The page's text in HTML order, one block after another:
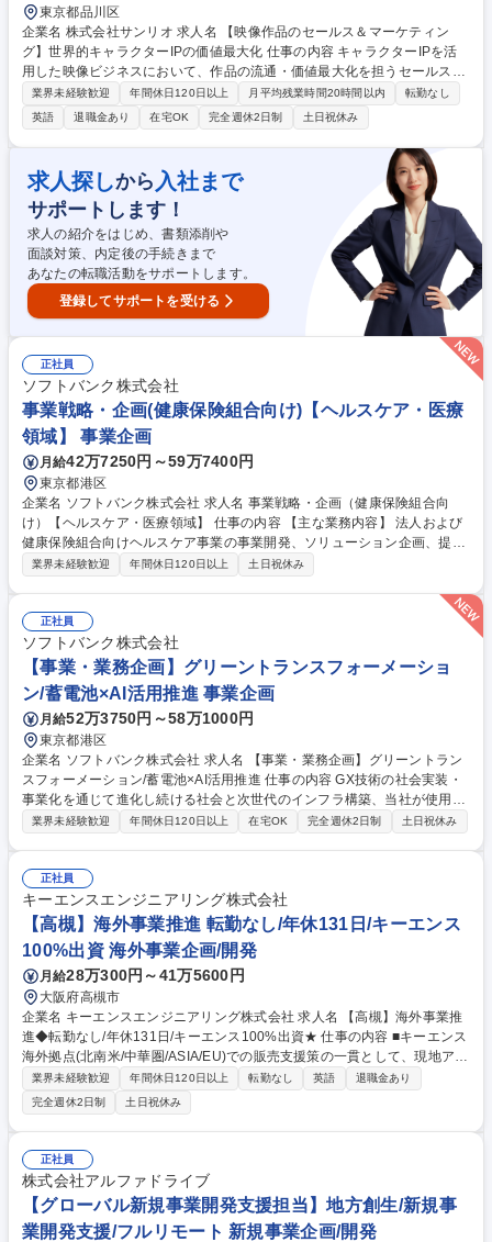
東京都品川区
企業名 株式会社サンリオ 求人名 【映像作品のセールス＆マーケティン
グ】世界的キャラクターIPの価値最大化 仕事の内容 キャラクターIPを活
用した映像ビジネスにおいて、作品の流通・価値最大化を担うセールスや
マーケティング業務全般をお任せします。作品の入口から出口まで社内外
と連携し、グローバルに魅力をお届けします。 ■セールス業務:国内外プラ
ットフォームへの映像作品セールス(配信・番販),条件交渉,ライセンス案件
創出 ■マーケティング/プロモーション:ローンチ前後の企画実行,視聴数や
収益最大化の施策設計,分析 ■PM:進行管理(制作～販売),契約管理,売上計上
■ビジネス開発:新規案件創出(パートナー開拓・企画起点),キャラクター戦
略と連動した映像展開提案 募集職種 【映像作品のセールス＆マーケティ
ング】世界的キャラクターIPの価値最大化
業界未経験歓迎 年間休日120日以上 月平均残業時間20時間以内
転勤なし
英語
退職金あり 在宅OK 完全週休2日制 土日祝休み
求人探しから 入社まで
サポートします！
求人の紹介をはじめ、書類添削や
面談対策、内定後の手続きまで
あなたの転職活動をサポートします。
登録してサポートを受ける
正社員
ソフトバンク株式会社
事業戦略・企画(健康保険組合向け)【ヘルスケア・医療
領域】 事業企画
月給42万7250円～59万7400円
東京都港区
企業名 ソフトバンク株式会社 求人名 事業戦略・企画（健康保険組合向
け）【ヘルスケア・医療領域】 仕事の内容 【主な業務内容】 法人および
健康保険組合向けヘルスケア事業の事業開発、ソリューション企画、提案
および実装推進 ■健康保険組合や企業人事部門などにおける重症化予防、
ど、先端テクノロジーを活用した新規ソリューション企画 ■事業戦略、事
業計画および各種KPIの策定 ■RFP／公募案件対応（提案書作成、事業ス
キーム設計、プレゼンテーション、見積作成、質疑対応） 募集職種 事業
戦略・企画（健康保険組合向け）【ヘルスケア・医療領域】
業界未経験歓迎 年間休日120日以上 土日祝休み
正社員
ソフトバンク株式会社
【事業・業務企画】グリーントランスフォーメーショ
ン/蓄電池×AI活用推進 事業企画
月給52万3750円～58万1000円
東京都港区
企業名 ソフトバンク株式会社 求人名 【事業・業務企画】グリーントラン
スフォーメーション/蓄電池×AI活用推進 仕事の内容 GX技術の社会実装・
事業化を通じて進化し続ける社会と次世代のインフラ構築、当社が使用す
るカーボンニュートラル電力の調達・最適化の推進をミッションに、GX
など ■GXに関する戦略および企画の策定・推進業務 ■地方分散データセン
ター向け電力調達の検討 ■エネルギーマネジメント／カーボンニュートラ
ル関連ソリューションのビジネス化推進 ■GXに関する経営層の特命事項対
応■当本部の運営に関わる業務企画と推進■社内外のアライアンス推進 募
集職種 【事業・業務企画】グリーントランスフォーメーション/蓄電池×AI
活用推進
業界未経験歓迎 年間休日120日以上 在宅OK 完全週休2日制 土日祝休み
正社員
キーエンスエンジニアリング株式会社
【高槻】海外事業推進 転勤なし/年休131日/キーエンス
100%出資 海外事業企画/開発
月給28万300円～41万5600円
大阪府高槻市
企業名 キーエンスエンジニアリング株式会社 求人名 【高槻】海外事業推
進◆転勤なし/年休131日/キーエンス100%出資★ 仕事の内容 ■キーエンス
海外拠点(北南米/中華圏/ASIA/EU)での販売支援策の一貫として、現地アフ
ターサービス部門の体制強化・拡大に向けた企画・推進を担当していただ
きます。（技術的な知識は技術メンバーがいるため不要） 【具体的な業
務】■海外現地法人での修理対応拡大に向けた体制強化（採用・育成）に
ついての現地管理者との協議や推進 ※海外現地法人への出張や英語を使っ
たWeb会議、メール対応が頻繁にございます。 ■海外現地法人への技術移
管や指導の企画立案と実現に向けた関係各部署と調整や連携 ■キーエンス
製品の修理に関する問合せ対応とオペレーション、管理、対応面の指導 募
集職種 【高槻】海外事業推進◆転勤なし/年休131日/キーエンス100%出資
★
業界未経験歓迎 年間休日120日以上 転勤なし 英語
退職金あり
完全週休2日制
土日祝休み
正社員
株式会社アルファドライブ
【グローバル新規事業開発支援担当】地方創生/新規事
業開発支援/フルリモート 新規事業企画/開発